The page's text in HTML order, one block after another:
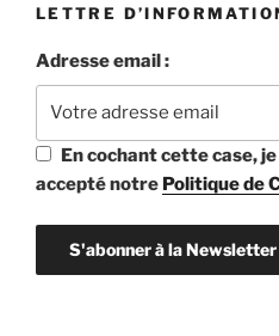
LETTRE
Adresse email :
En cochant cette case,
accepté notre Politique de